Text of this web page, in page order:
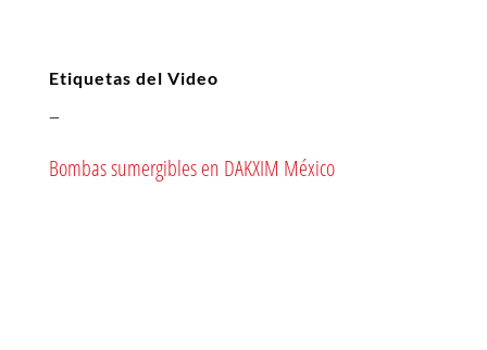
Etiquetas del Video
–
Bombas sumergibles en DAKXIM México